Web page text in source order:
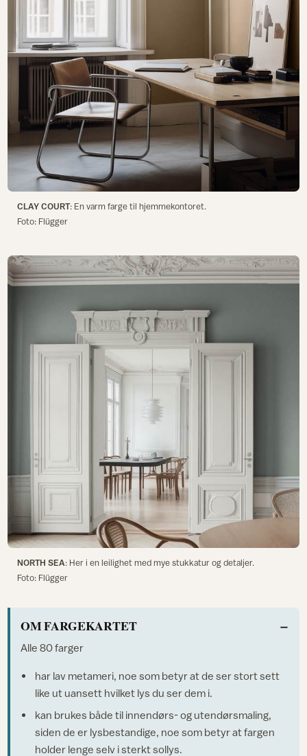
CLAY COURT: En varm farge til hjemmekontoret.
Foto: Flügger
NORTH SEA: Her i en leilighet med mye stukkatur og detaljer.
Foto: Flügger
OM FARGEKARTET
Alle 80 farger
har lav metameri, noe som betyr at de ser stort sett
like ut uansett hvilket lys du ser dem i.
kan brukes både til innendørs- og utendørsmaling,
siden de er lysbestandige, noe som betyr at fargen
holder lenge selv i sterkt sollys.